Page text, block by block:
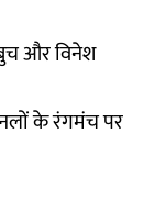
बुच और विनेश
के रंगमंच पर